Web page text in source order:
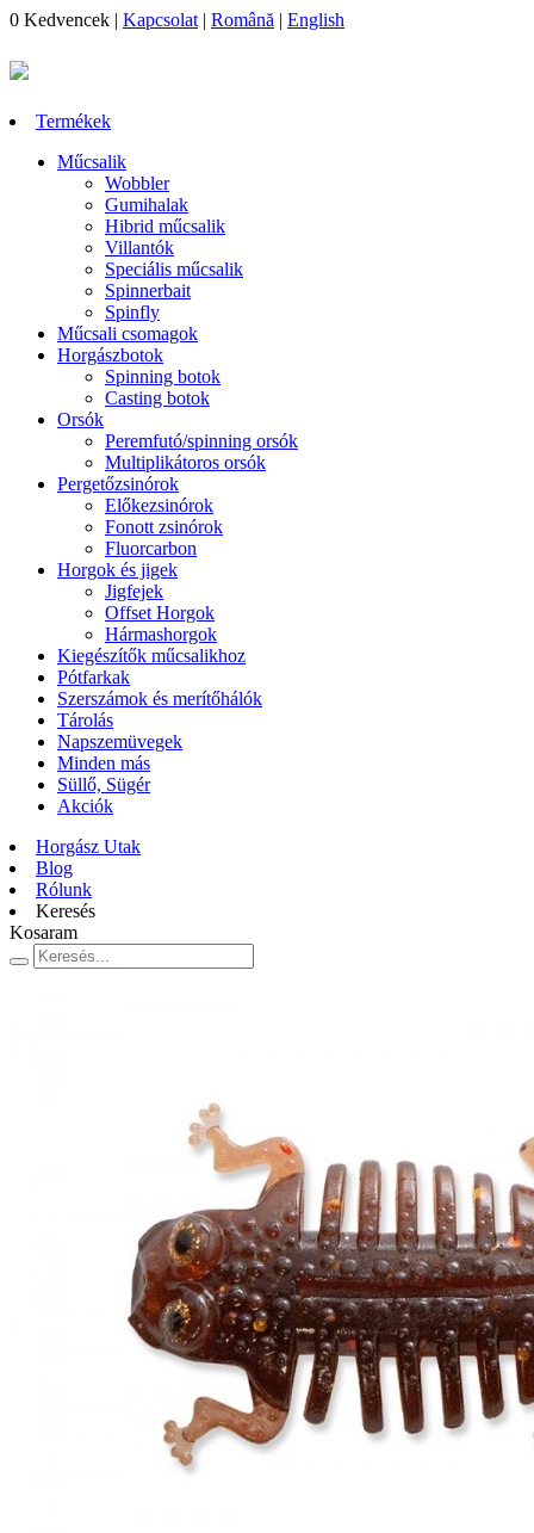
0 Kedvencek | Kapcsolat | Română | English
Termékek
Műcsalik
Wobbler
Gumihalak
Hibrid műcsalik
Villantók
Speciális műcsalik
Spinnerbait
Spinfly
Műcsali csomagok
Horgászbotok
Spinning botok
Casting botok
Orsók
Peremfutó/spinning orsók
Multiplikátoros orsók
Pergetőzsinórok
Előkezsinórok
Fonott zsinórok
Fluorcarbon
Horgok és jigek
Jigfejek
Offset Horgok
Hármashorgok
Kiegészítők műcsalikhoz
Pótfarkak
Szerszámok és merítőhálók
Tárolás
Napszemüvegek
Minden más
Süllő, Sügér
Akciók
Horgász Utak
Blog
Rólunk
Keresés
Kosaram